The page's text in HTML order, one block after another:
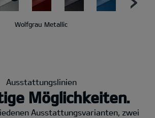
Wolfgrau Metallic
Ausstattungslinien
Möglichkeiten.
Ausstattungsvarianten, zwei